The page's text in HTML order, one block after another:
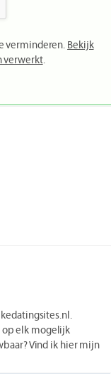
verminderen. Bekijk
verwerkt.
elk mogelijk
Vind ik hier mijn